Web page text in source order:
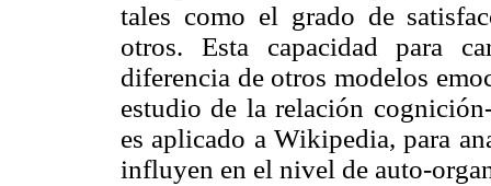
tales como el grado de
otros. Esta capacidad para
diferencia de otros modelos
estudio de la relación
es aplicado a Wikipedia, para
influyen en el nivel de auto-